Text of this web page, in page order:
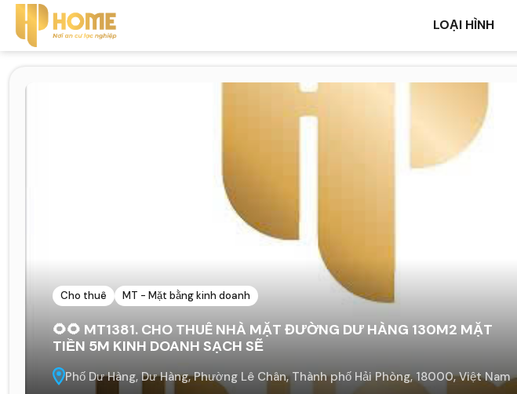
LOẠI HÌNH
Cho thuê MT - Mặt bằng kinh doanh
🌻🌻 MT1381. CHO THUÊ NHÀ MẶT ĐƯỜNG DƯ HÀNG 130M2 MẶT
TIỀN 5M KINH DOANH SẠCH SẼ
Phố Dư Hàng, Dư Hàng, Phường Lê Chân, Thành phố Hải Phòng, 18000, Việt Nam